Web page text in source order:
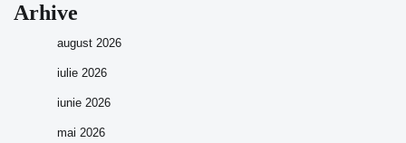
Arhive
august 2026
iulie 2026
iunie 2026
mai 2026